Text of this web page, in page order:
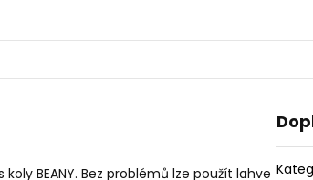
BEANY. Bez problémů lze použít lahve